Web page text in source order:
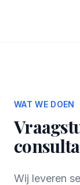
WAT WE DOEN
Wij leveren